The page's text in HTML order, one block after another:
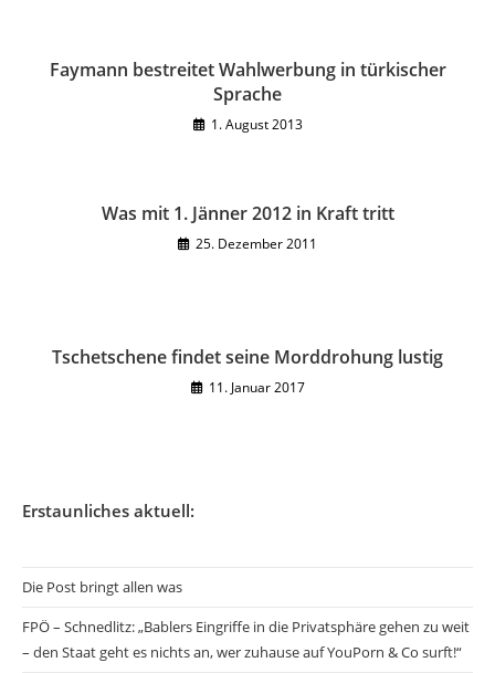
Faymann bestreitet Wahlwerbung in türkischer
Sprache
1. August 2013
Was mit 1. Jänner 2012 in Kraft tritt
25. Dezember 2011
Tschetschene findet seine Morddrohung lustig
11. Januar 2017
Erstaunliches aktuell:
Die Post bringt allen was
FPÖ – Schnedlitz: „Bablers Eingriffe in die Privatsphäre gehen zu weit
– den Staat geht es nichts an, wer zuhause auf YouPorn & Co surft!“